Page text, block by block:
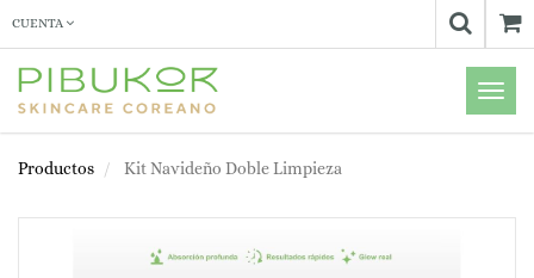
CUENTA
Menú
de
Productos
Kit Navideño Doble Limpieza